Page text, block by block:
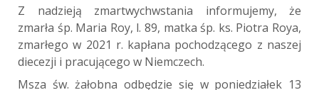
Z nadzieją zmartwychwstania informujemy, że
zmarła śp. Maria Roy, l. 89, matka śp. ks. Piotra Roya,
zmarłego w 2021 r. kapłana pochodzącego z naszej
diecezji i pracującego w Niemczech.
Msza św. żałobna odbędzie się w poniedziałek 13